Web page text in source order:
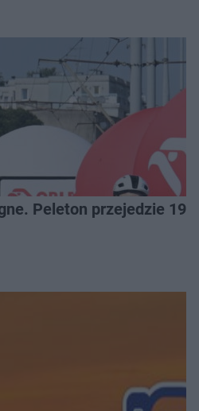
Peleton przejedzie